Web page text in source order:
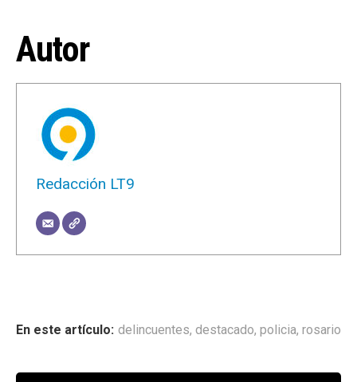
Autor
Redacción LT9
delincuentes, destacado, policia, rosario